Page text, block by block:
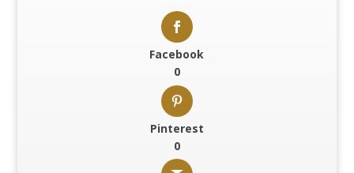
Facebook
0
Pinterest
0